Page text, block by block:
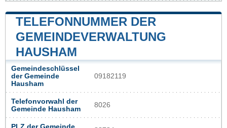
TELEFONNUMMER DER
GEMEINDEVERWALTUNG
HAUSHAM
Gemeindeschlüssel
der Gemeinde
Hausham
09182119
Telefonvorwahl der
Gemeinde Hausham
8026